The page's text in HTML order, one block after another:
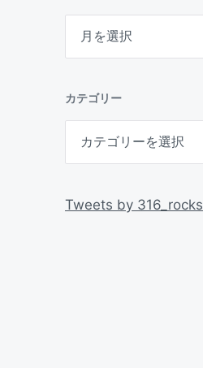
カ
ブ
カテゴリー
ゴ
ー
Tweets by 316_rocks